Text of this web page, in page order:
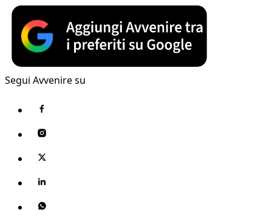
Segui Avvenire su